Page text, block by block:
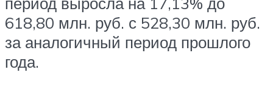
618,80 млн. руб. с 528,30 млн. руб.
за аналогичный период прошлого
года.